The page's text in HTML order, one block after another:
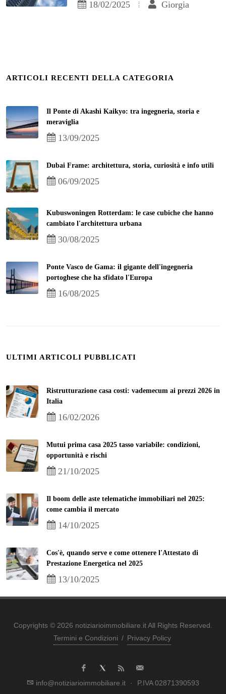
18/02/2025 Giorgia
ARTICOLI RECENTI DELLA CATEGORIA
Il Ponte di Akashi Kaikyo: tra ingegneria, storia e
meraviglia
13/09/2025
Dubai Frame: architettura, storia, curiosità e info utili
06/09/2025
Kubuswoningen Rotterdam: le case cubiche che hanno
cambiato l'architettura urbana
30/08/2025
Ponte Vasco de Gama: il gigante dell'ingegneria
portoghese che ha sfidato l'Europa
16/08/2025
ULTIMI ARTICOLI PUBBLICATI
Ristrutturazione casa costi: vademecum ai prezzi 2026 in
Italia
16/02/2026
Mutui prima casa 2025 tasso variabile: condizioni,
opportunità e rischi
21/10/2025
Il boom delle aste telematiche immobiliari nel 2025:
come cambia il mercato
14/10/2025
Cos'è, quando serve e come ottenere l'Attestato di
Prestazione Energetica nel 2025
13/10/2025
Copyrights © 2026 notiziarioimmobiliare.it All Rights Reserved.
Termini e Condizioni / Privacy Policy
info@notiziarioimmobiliare.it · P.IVA 02871390593